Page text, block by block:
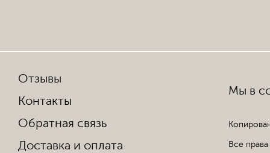
Отзывы
Контакты
Обратная связь
Доставка и оплата
Мы в
Все